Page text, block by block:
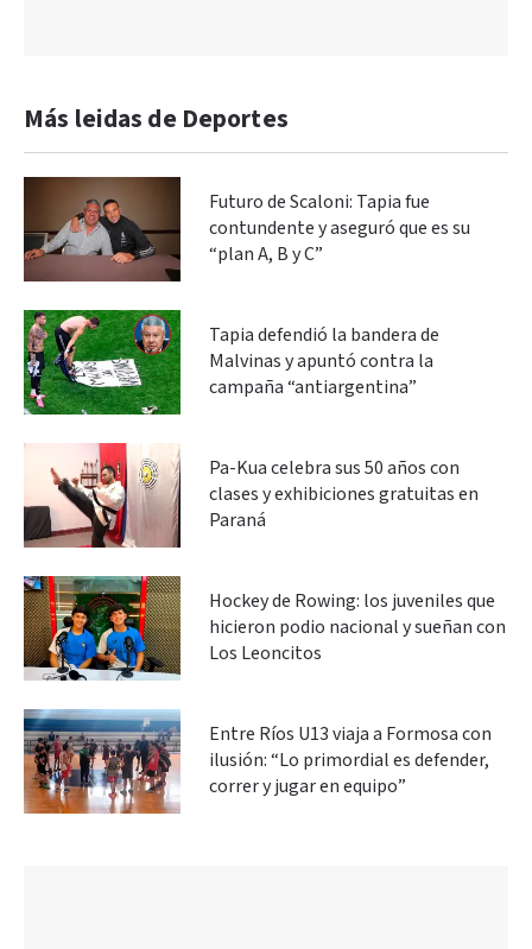
Más leidas de Deportes
Futuro de Scaloni: Tapia fue
contundente y aseguró que es su
“plan A, B y C”
Tapia defendió la bandera de
Malvinas y apuntó contra la
campaña “antiargentina”
Pa-Kua celebra sus 50 años con
clases y exhibiciones gratuitas en
Paraná
Hockey de Rowing: los juveniles que
hicieron podio nacional y sueñan con
Los Leoncitos
Entre Ríos U13 viaja a Formosa con
ilusión: “Lo primordial es defender,
correr y jugar en equipo”